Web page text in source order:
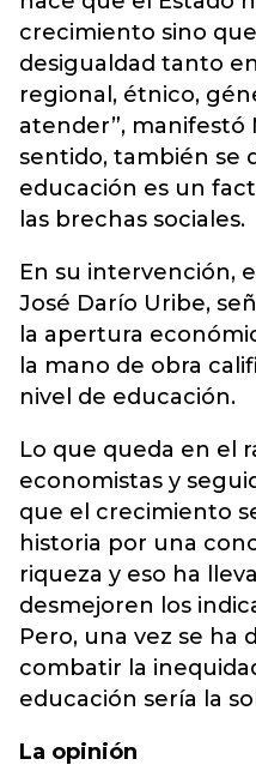
crecimiento sino
desigualdad tanto
regional, étnico,
atender”, manifestó
sentido, también se
educación es un
las brechas sociales.
En su intervención,
José Darío Uribe,
la apertura
la mano de obra
nivel de educación.
Lo que queda en el
economistas y
que el crecimiento
historia por una
riqueza y eso ha
desmejoren los
Pero, una vez se ha
combatir la
educación sería la
La opinión